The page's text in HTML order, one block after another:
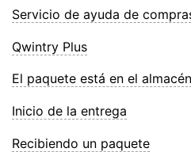
Servicio de ayuda de
Qwintry Plus
El paquete está en el almacén
Inicio de la entrega
Recibiendo un paquete